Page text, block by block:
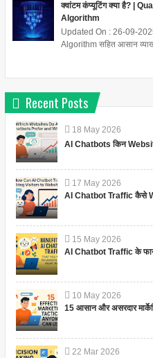
क्वांटम कंप्यूटिंग क्या है? |
Algorithm
Updated On : 26-09-
Algorithm सहित आसान
Recent Posts
18 May 2026
AI Chatbots किन
17 May 2026
AI Chatbot Traffic कैसे
15 May 2026
AI Chatbot Traffic के
10 May 2026
15 आसान और असरदार
22 Mar 2026